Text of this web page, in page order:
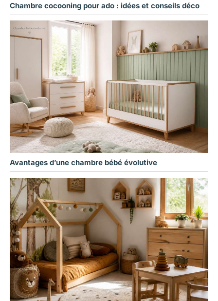
Chambre cocooning pour ado : idées et conseils déco
Avantages d’une chambre bébé évolutive